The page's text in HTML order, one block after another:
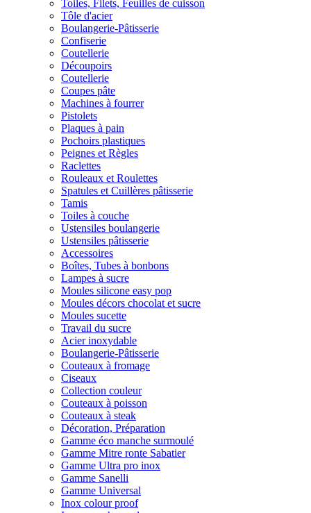
Toiles, Filets, Feuilles de cuisson
Tôle d'acier
Boulangerie-Pâtisserie
Confiserie
Coutellerie
Découpoirs
Coutellerie
Coupes pâte
Machines à fourrer
Pistolets
Plaques à pain
Pochoirs plastiques
Peignes et Règles
Raclettes
Rouleaux et Roulettes
Spatules et Cuillères pâtisserie
Tamis
Toiles à couche
Ustensiles boulangerie
Ustensiles pâtisserie
Accessoires
Boîtes, Tubes à bonbons
Lampes à sucre
Moules silicone easy pop
Moules décors chocolat et sucre
Moules sucette
Travail du sucre
Acier inoxydable
Boulangerie-Pâtisserie
Couteaux à fromage
Ciseaux
Collection couleur
Couteaux à poisson
Couteaux à steak
Décoration, Préparation
Gamme éco manche surmoulé
Gamme Mitre ronte Sabatier
Gamme Ultra pro inox
Gamme Sanelli
Gamme Universal
Inox colour proof